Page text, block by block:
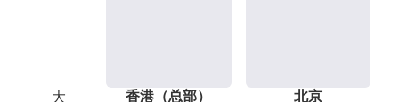
大
香港（总部） 北京